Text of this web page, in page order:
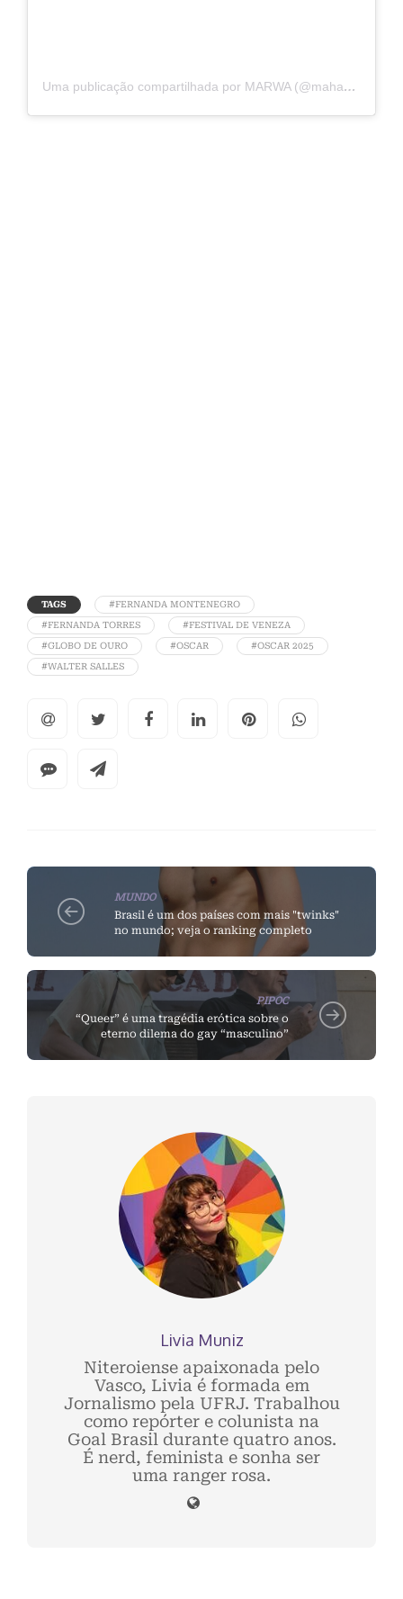
Uma publicação compartilhada por MARWA (@mahagess)
TAGS #FERNANDA MONTENEGRO
#FERNANDA TORRES #FESTIVAL DE VENEZA
#GLOBO DE OURO #OSCAR #OSCAR 2025
#WALTER SALLES
MUNDO
Brasil é um dos países com mais "twinks"
no mundo; veja o ranking completo
PIPOC
“Queer” é uma tragédia erótica sobre o
eterno dilema do gay “masculino”
Livia Muniz
Niteroiense apaixonada pelo
Vasco, Livia é formada em
Jornalismo pela UFRJ. Trabalhou
como repórter e colunista na
Goal Brasil durante quatro anos.
É nerd, feminista e sonha ser
uma ranger rosa.